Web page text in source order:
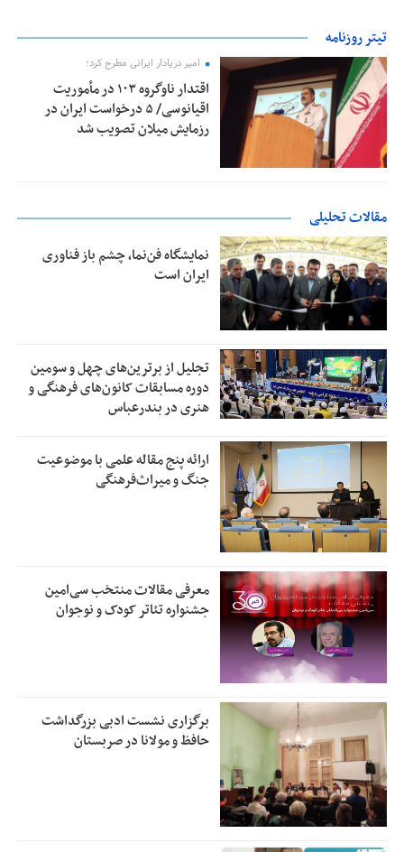
تیتر روزنامه
امیر دریادار ایرانی مطرح کرد؛
اقتدار ناوگروه ۱۰۳ در مأموریت‌
اقیانوسی/ ۵ درخواست ایران در
رزمایش میلان تصویب شد
مقالات تحلیلی
نمایشگاه فن‌نما، چشم باز فناوری
ایران است
تجلیل از بر‌ترین‌های چهل و سومین
دوره مسابقات کانون‌های فرهنگی و
هنری در بندرعباس
ارائه پنج مقاله علمی با موضوعیت
جنگ و میراث‌فرهنگی
معرفی مقالات منتخب سی‌امین
جشنواره تئاتر کودک و نوجوان
برگزاری نشست ادبی بزرگداشت
حافظ و مولانا در صربستان